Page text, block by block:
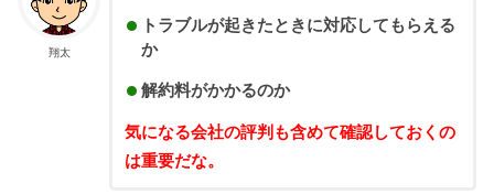
翔太
トラブルが起きたときに対応してもらえる
か
解約料がかかるのか
気になる会社の評判も含めて確認しておくの
は重要だな。